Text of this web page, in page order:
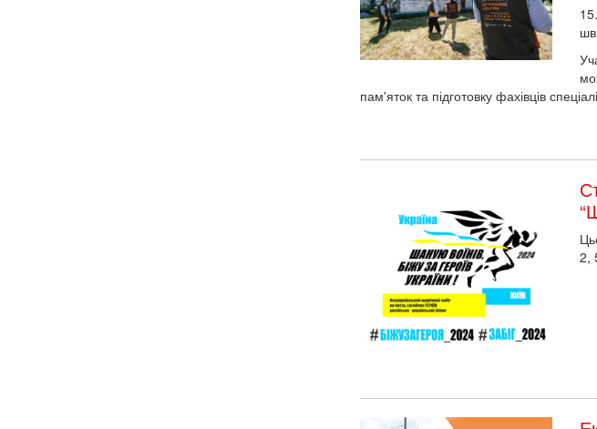
пам'яток та підготовку фахівців
2,